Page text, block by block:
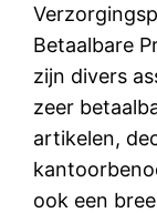
Betaalbare
zijn divers
zeer
artikelen,
ook een